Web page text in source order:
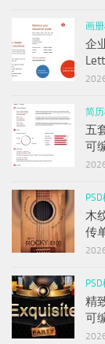
画
企
简
五
可
木
传
精
可